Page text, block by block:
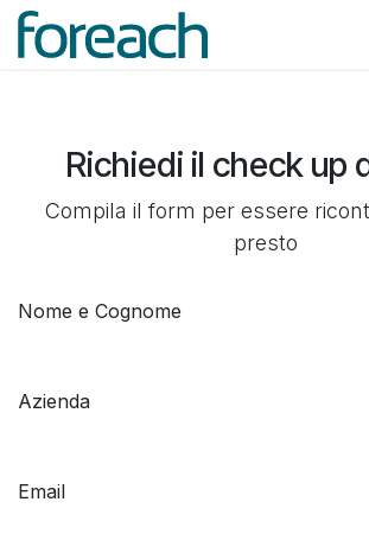
Passa al contenuto
Richiedi il check up
Compila il form per essere
presto
Nome e Cognome
Azienda
Email